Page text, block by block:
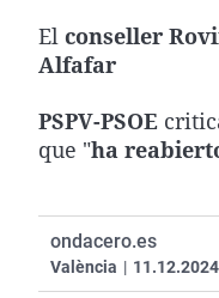
El conseller
Alfafar
PSPV-PSOE
que "ha
ondacero.es
València |